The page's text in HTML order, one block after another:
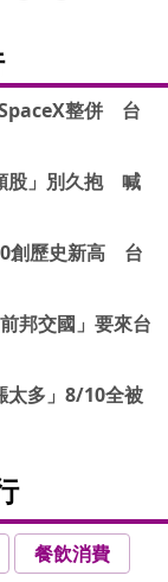
SpaceX整併 台
股」別久抱 喊
創歷史新高 台
邦交國」要來台
多」8/10全被
餐飲消費